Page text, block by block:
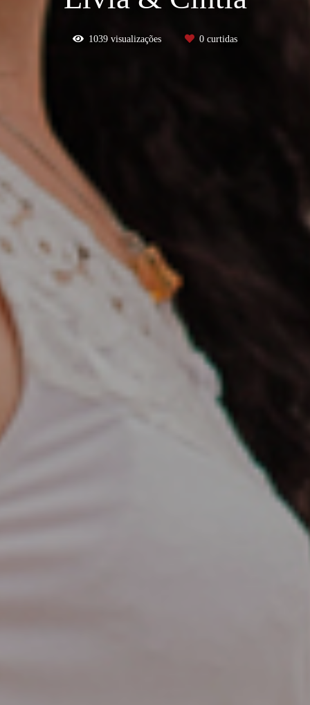
1039 visualizações 0 curtidas